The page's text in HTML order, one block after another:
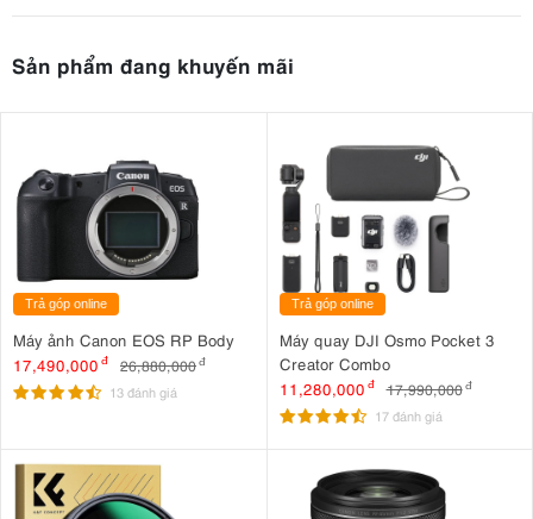
Sản phẩm đang khuyến mãi
Trả góp online
Máy ảnh Canon EOS RP Body
17,490,000 đ 26,880,000đ
13 đánh giá
Trả góp online
Máy quay DJI Osmo Pocket 3
Creator Combo
11,280,000 đ 17,990,000 đ
17 đánh giá